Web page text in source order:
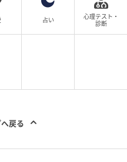
占い
心理テスト・
診断
戻る